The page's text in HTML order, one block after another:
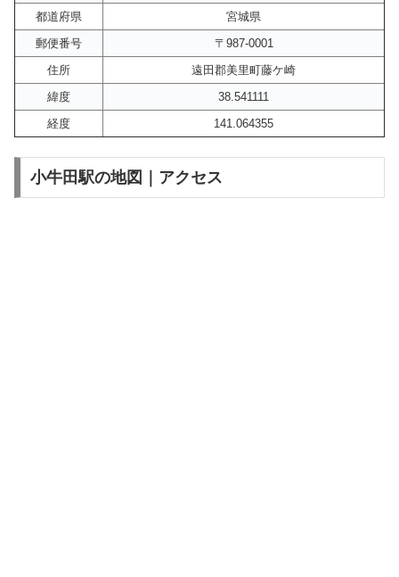
都道府県
宮城県
郵便番号
〒987-0001
住所
遠田郡美里町藤ケ崎
緯度
38.541111
経度
141.064355
小牛田駅の地図｜アクセス